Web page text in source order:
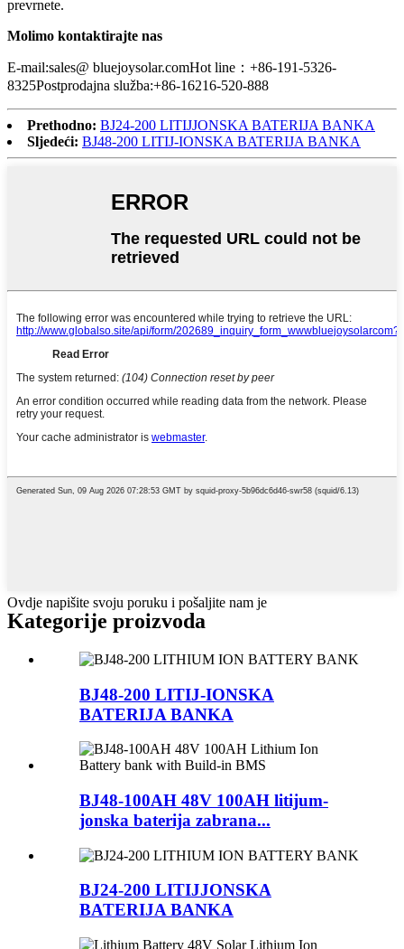
prevrnete.
Molimo kontaktirajte nas
E-mail:sales@ bluejoysolar.comHot line ： +86-191-5326-
8325Postprodajna služba:+86-16216-520-888
Prethodno: BJ24-200 LITIJJONSKA BATERIJA BANKA
Sljedeći: BJ48-200 LITIJ-IONSKA BATERIJA BANKA
Ovdje napišite svoju poruku i pošaljite nam je
Kategorije proizvoda
BJ48-200 LITIJ-IONSKA
BATERIJA BANKA
BJ48-100AH ​​48V 100AH ​​litijum-
jonska baterija zabrana...
BJ24-200 LITIJJONSKA
BATERIJA BANKA